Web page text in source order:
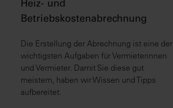
Heiz- und
Betriebskostenabrechnung
Die Erstellung der Abrechnung ist eine der
wichtigsten Aufgaben für Vermieterinnen
und Vermieter. Damit Sie diese gut
meistern, haben wir Wissen und Tipps
aufbereitet.